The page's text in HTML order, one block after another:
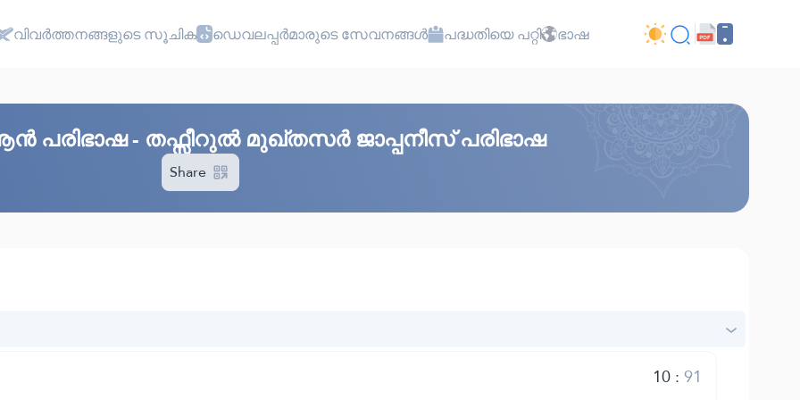
വിവർത്തനങ്ങളുടെ സൂചിക ഡെവലപ്പർമാരുടെ സേവനങ്ങൾ പദ്ധതിയെ പറ്റി ഭാഷ
പരിഭാഷ - തഫ്സീറുൽ മുഖ്തസർ ജാപ്പനീസ് പരിഭാഷ
Share
10:91